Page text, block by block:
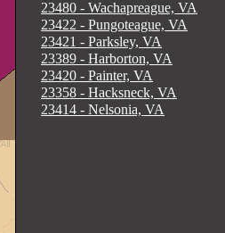
23480 - Wachapreague, VA
23422 - Pungoteague, VA
23421 - Parksley, VA
23389 - Harborton, VA
23420 - Painter, VA
23358 - Hacksneck, VA
23414 - Nelsonia, VA